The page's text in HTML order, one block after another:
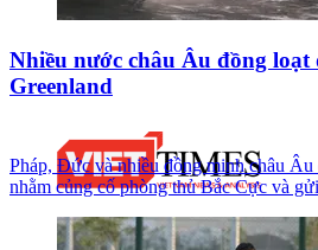
Nhiều nước châu Âu đồng loạt
Greenland
Pháp, Đức và nhiều đồng minh châu Âu
nhằm củng cố phòng thủ Bắc Cực và